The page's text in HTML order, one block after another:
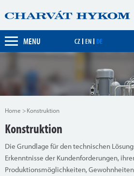
MENU CZ EN DE
Home Konstruktion
Konstruktion
Die Grundlage für den technischen
Erkenntnisse der Kundenforderungen,
Produktionsmöglichkeiten,